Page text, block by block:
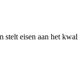
stelt eisen aan het